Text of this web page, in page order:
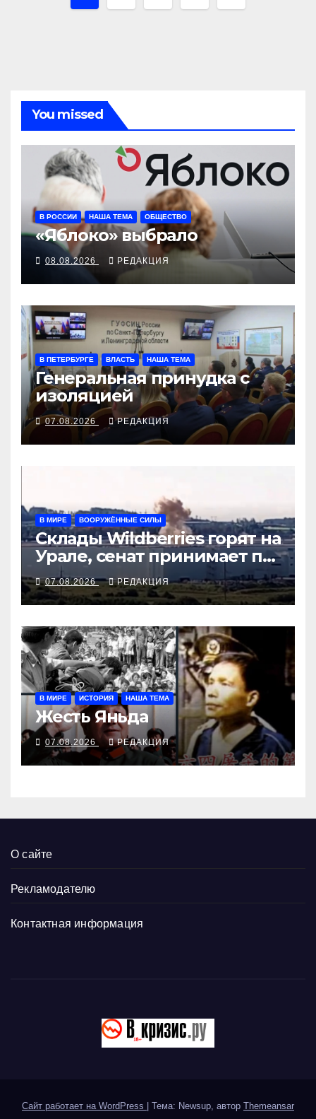
You missed
В РОССИИ НАША ТЕМА ОБЩЕСТВО
«Яблоко» выбрало
08.08.2026 РЕДАКЦИЯ
В ПЕТЕРБУРГЕ ВЛАСТЬ НАША ТЕМА
Генеральная принудка с
изоляцией
07.08.2026 РЕДАКЦИЯ
В МИРЕ ВООРУЖЁННЫЕ СИЛЫ
Склады Wildberries горят на
Урале, сенат принимает по
Грэму закон
07.08.2026 РЕДАКЦИЯ
В МИРЕ ИСТОРИЯ НАША ТЕМА
Жесть Яньда
07.08.2026 РЕДАКЦИЯ
О сайте
Рекламодателю
Контактная информация
Сайт работает на WordPress Тема: Newsup, автор Themeansar